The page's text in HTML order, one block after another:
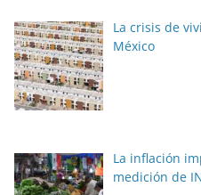
La crisis de
México
La inflación
medición de